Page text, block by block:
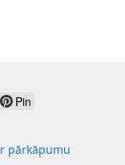
Pin
pārkāpumu